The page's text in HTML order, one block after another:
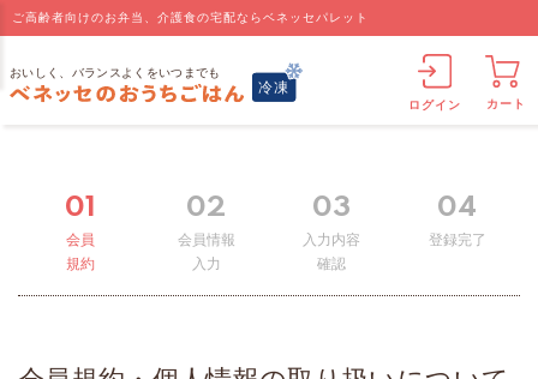
ご高齢者向けのお弁当、介護食の宅配ならベネッセパレット
ログイン カート
01
会員
規約
02
会員情報
入力
03
入力内容
確認
04
登録完了